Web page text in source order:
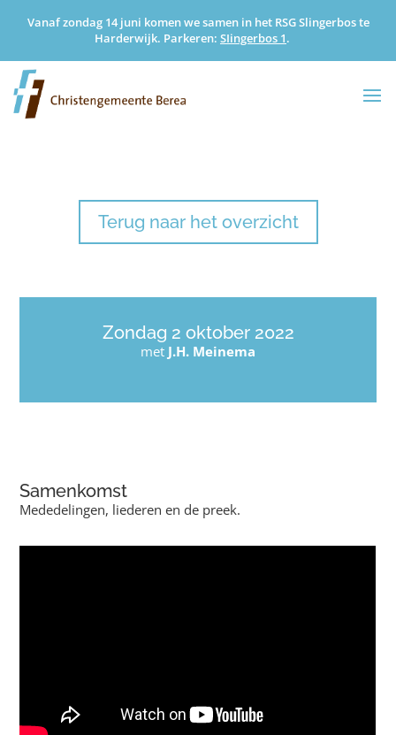
Vanaf zondag 14 juni komen we samen in het RSG Slingerbos te
Harderwijk. Parkeren: SIingerbos 1.
Terug naar het overzicht
Zondag 2 oktober 2022
met J.H. Meinema
Samenkomst
Mededelingen, liederen en de preek.